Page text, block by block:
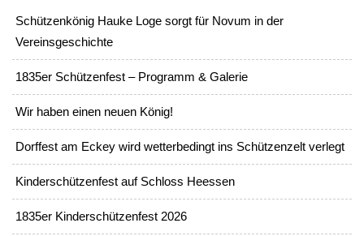
Schützenkönig Hauke Loge sorgt für Novum in der
Vereinsgeschichte
1835er Schützenfest – Programm & Galerie
Wir haben einen neuen König!
Dorffest am Eckey wird wetterbedingt ins Schützenzelt verlegt
Kinderschützenfest auf Schloss Heessen
1835er Kinderschützenfest 2026